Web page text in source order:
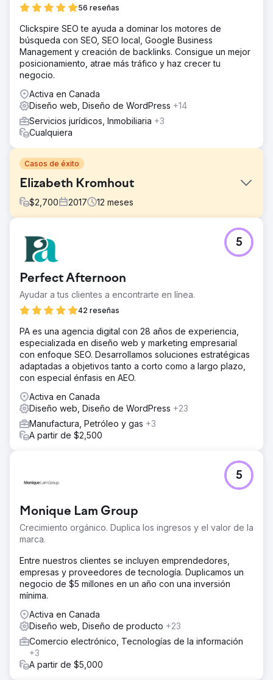
56 reseñas
Clickspire SEO te ayuda a dominar los motores de
búsqueda con SEO, SEO local, Google Business
Management y creación de backlinks. Consigue un mejor
posicionamiento, atrae más tráfico y haz crecer tu
negocio.
Activa en Canada
Diseño web, Diseño de WordPress +14
Servicios jurídicos, Inmobiliaria +3
Cualquiera
Casos de éxito
Elizabeth Kromhout
$2,700 2017 12 meses
Su sitio web al comienzo de nuestro proyecto no estaba
a la altura.
La solución
ingresos en los primeros doce meses.
https://youtu.be/k5GKvKwVwwE?si=w1YglFm2bW-xVHnP
El resultado
Contraté a Bruno hace unos años para que me creara mi
sitio web cuando abrí mi consulta privada de psicoterapia.
En aquel entonces, tenía pocos clientes y, al principio,
intenté contratar a alguien para que me supervisara y
peticiones específicas y solo podía responder correos
electrónicos en plena noche. Aprendí la lección y
contraté a Bruno. Me encantó mi sitio web en aquel
momento y, 4 años después, sigo enamorado de él y no
Perfect Afternoon
Ayudar a tus clientes a encontrarte en línea.
42 reseñas
5
PA es una agencia digital con 28 años de experiencia,
especializada en diseño web y marketing empresarial
con enfoque SEO. Desarrollamos soluciones estratégicas
adaptadas a objetivos tanto a corto como a largo plazo,
con especial énfasis en AEO.
Activa en Canada
Diseño web, Diseño de WordPress +23
Manufactura, Petróleo y gas +3
A partir de $2,500
Monique Lam Group
Crecimiento orgánico. Duplica los ingresos y el valor de la
marca.
5
Entre nuestros clientes se incluyen emprendedores,
empresas y proveedores de tecnología. Duplicamos un
negocio de $5 millones en un año con una inversión
mínima.
Activa en Canada
Diseño web, Diseño de producto +23
Comercio electrónico, Tecnologías de la información
+3
A partir de $5,000